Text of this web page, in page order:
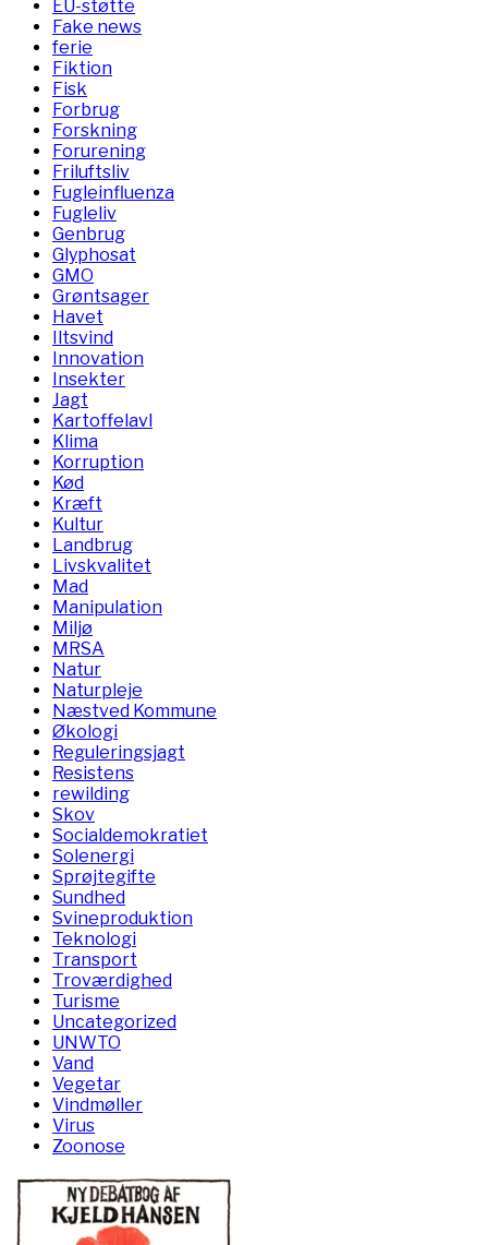
EU-støtte
Fake news
ferie
Fiktion
Fisk
Forbrug
Forskning
Forurening
Friluftsliv
Fugleinfluenza
Fugleliv
Genbrug
Glyphosat
GMO
Grøntsager
Havet
Iltsvind
Innovation
Insekter
Jagt
Kartoffelavl
Klima
Korruption
Kød
Kræft
Kultur
Landbrug
Livskvalitet
Mad
Manipulation
Miljø
MRSA
Natur
Naturpleje
Næstved Kommune
Økologi
Reguleringsjagt
Resistens
rewilding
Skov
Socialdemokratiet
Solenergi
Sprøjtegifte
Sundhed
Svineproduktion
Teknologi
Transport
Troværdighed
Turisme
Uncategorized
UNWTO
Vand
Vegetar
Vindmøller
Virus
Zoonose